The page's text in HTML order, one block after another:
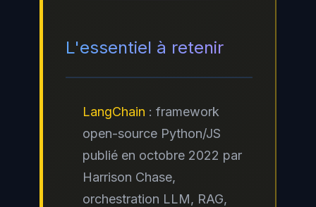
L'essentiel à retenir
LangChain : framework
open-source Python/JS
publié en octobre 2022 par
Harrison Chase,
orchestration LLM, RAG,